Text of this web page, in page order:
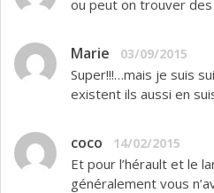
ou peut on trouver
Marie 03/09/2015
Super!!!…mais je suis
existent ils aussi en
coco 14/02/2015
Et pour l’hérault et le
généralement vous